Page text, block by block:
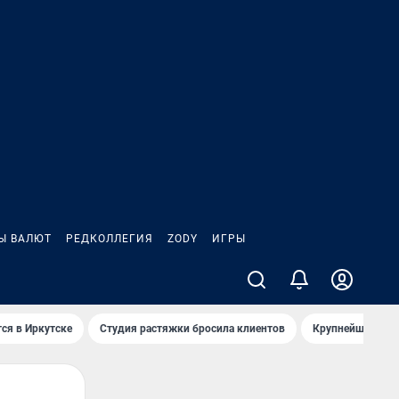
ВАЛЮТ РЕДКОЛЛЕГИЯ ZODY ИГРЫ
в Иркутске Студия растяжки бросила клиентов Крупнейшие